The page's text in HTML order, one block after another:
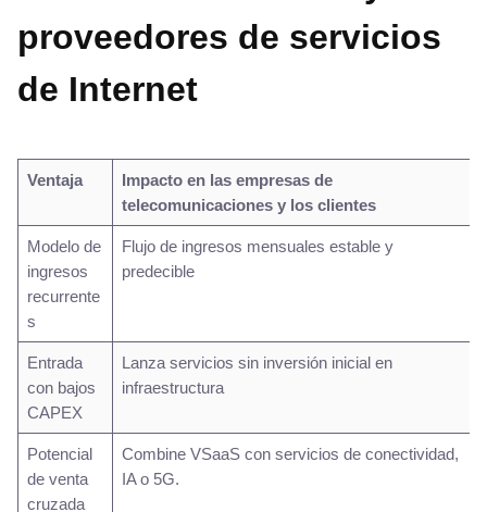
proveedores de servicios
de Internet
Ventaja
Impacto en las empresas de
telecomunicaciones y los clientes
Modelo de
ingresos
recurrente
s
Flujo de ingresos mensuales estable y
predecible
Entrada
con bajos
CAPEX
Lanza servicios sin inversión inicial en
infraestructura
Potencial
de venta
cruzada
Combine VSaaS con servicios de conectividad,
IA o 5G.